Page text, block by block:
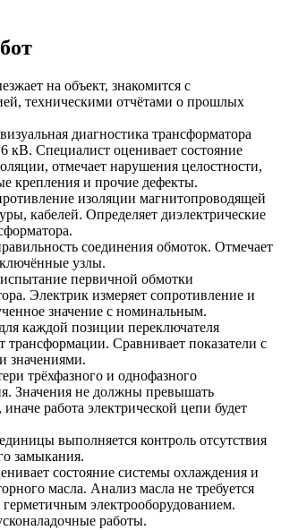
на объект, знакомится с
техническими отчётами о прошлых
диагностика трансформатора
кВ. Специалист оценивает состояние
отмечает нарушения целостности,
крепления и прочие дефекты.
изоляции магнитопроводящей
кабелей. Определяет диэлектрические
соединения обмоток. Отмечает
узлы.
первичной обмотки
Электрик измеряет сопротивление и
значение с номинальным.
каждой позиции переключателя
трансформации. Сравнивает показатели с
значениями.
трёхфазного и однофазного
Значения не должны превышать
работа электрической цепи будет
выполняется контроль отсутствия
замыкания.
состояние системы охлаждения и
масла. Анализ масла не требуется
герметичным электрооборудованием.
работы.